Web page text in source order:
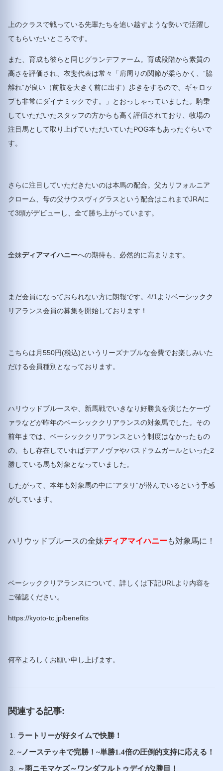
上のクラスで戦っている先輩たちを追い越すような勢いで活躍し
てもらいたいところです。
また、育成も彼らと同じグランデファーム。育成段階から素質の
高さを評価され、衣斐代表は常々「肩周りの関節が柔らかく、”脇
離れ”が良い（前肢を大きく前に出す）歩きをするので、ギャロッ
プも非常にダイナミックです。」とおっしゃっていました。騎乗
していただいたスタッフの方からも高く評価されており、牧場の
注目馬として取り上げていただいていたPOG本もあったぐらいで
す。
さらに注目していただきたいのは本馬の配合。父カリフォルニア
クローム、母の父サウスヴィグラスという配合はこれまでJRAに
て3頭がデビューし、全て勝ち上がっています。
全妹ディアマイハニーへの期待も、必然的に高まります。
まだ会員になっておられない方に朗報です。4/1よりベーシックク
リアランス会員の募集を開始しております！
こちらは月550円(税込)というリーズナブルな会費でお楽しみいた
だける会員種別となっております。
ハリウッドブルースや、新馬戦でいきなり好勝負を演じたケーヴ
ァラなどが昨年のベーシッククリアランスの対象馬でした。その
前年までは、ベーシッククリアランスという制度はなかったもの
の、もし存在していればデアノヴァやバスドラムガールといった2
勝している馬も対象となっていました。
したがって、本年も対象馬の中に”アタリ”が潜んでいるという予感
がしています。
ハリウッドブルースの全妹ディアマイハニーも対象馬に！
ベーシッククリアランスについて、詳しくは下記URLより内容を
ご確認ください。
https://kyoto-tc.jp/benefits
何卒よろしくお願い申し上げます。
関連する記事:
ラートリーが好タイムで快勝！
~ノーステッキで完勝！~単勝1.4倍の圧倒的支持に応える！
～雨ニモマケズ～ワンダフルトゥデイが2勝目！